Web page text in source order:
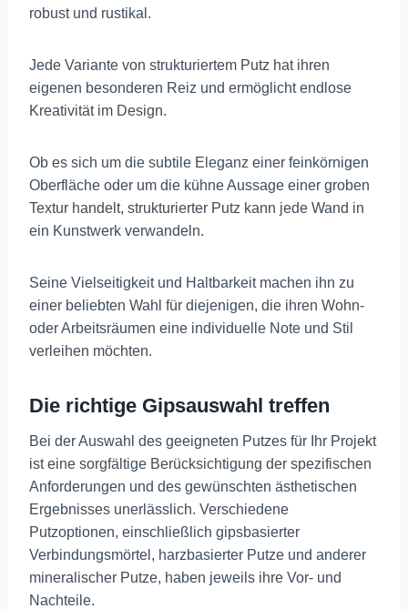
robust und rustikal.
Jede Variante von strukturiertem Putz hat ihren
eigenen besonderen Reiz und ermöglicht endlose
Kreativität im Design.
Ob es sich um die subtile Eleganz einer feinkörnigen
Oberfläche oder um die kühne Aussage einer groben
Textur handelt, strukturierter Putz kann jede Wand in
ein Kunstwerk verwandeln.
Seine Vielseitigkeit und Haltbarkeit machen ihn zu
einer beliebten Wahl für diejenigen, die ihren Wohn-
oder Arbeitsräumen eine individuelle Note und Stil
verleihen möchten.
Die richtige Gipsauswahl treffen
Bei der Auswahl des geeigneten Putzes für Ihr Projekt
ist eine sorgfältige Berücksichtigung der spezifischen
Anforderungen und des gewünschten ästhetischen
Ergebnisses unerlässlich. Verschiedene
Putzoptionen, einschließlich gipsbasierter
Verbindungsmörtel, harzbasierter Putze und anderer
mineralischer Putze, haben jeweils ihre Vor- und
Nachteile.